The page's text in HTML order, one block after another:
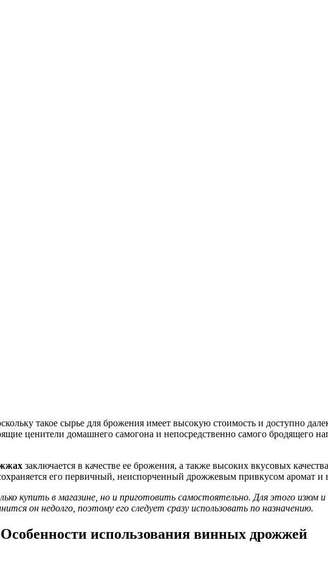
такое сырье для брожения имеет высокую стоимость и доступно
ценители домашнего самогона и непосредственно самого бродящего
заключается в качестве ее брожения, а также высоких вкусовых
его первичный, неиспорченный дрожжевым привкусом аромат и
купить в магазине, но и приготовить самостоятельно. Для этого изюм
он недолго, поэтому его следует сразу использовать по назначению.
Особенности использования винных дрожжей